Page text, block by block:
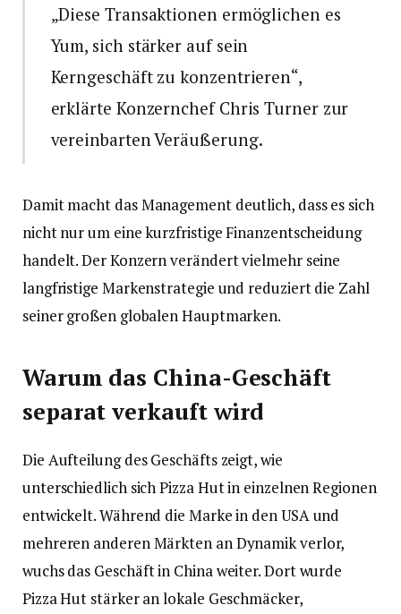
„Diese Transaktionen ermöglichen es
Yum, sich stärker auf sein
Kerngeschäft zu konzentrieren“,
erklärte Konzernchef Chris Turner zur
vereinbarten Veräußerung.
Damit macht das Management deutlich, dass es sich
nicht nur um eine kurzfristige Finanzentscheidung
handelt. Der Konzern verändert vielmehr seine
langfristige Markenstrategie und reduziert die Zahl
seiner großen globalen Hauptmarken.
Warum das China-Geschäft
separat verkauft wird
Die Aufteilung des Geschäfts zeigt, wie
unterschiedlich sich Pizza Hut in einzelnen Regionen
entwickelt. Während die Marke in den USA und
mehreren anderen Märkten an Dynamik verlor,
wuchs das Geschäft in China weiter. Dort wurde
Pizza Hut stärker an lokale Geschmäcker,